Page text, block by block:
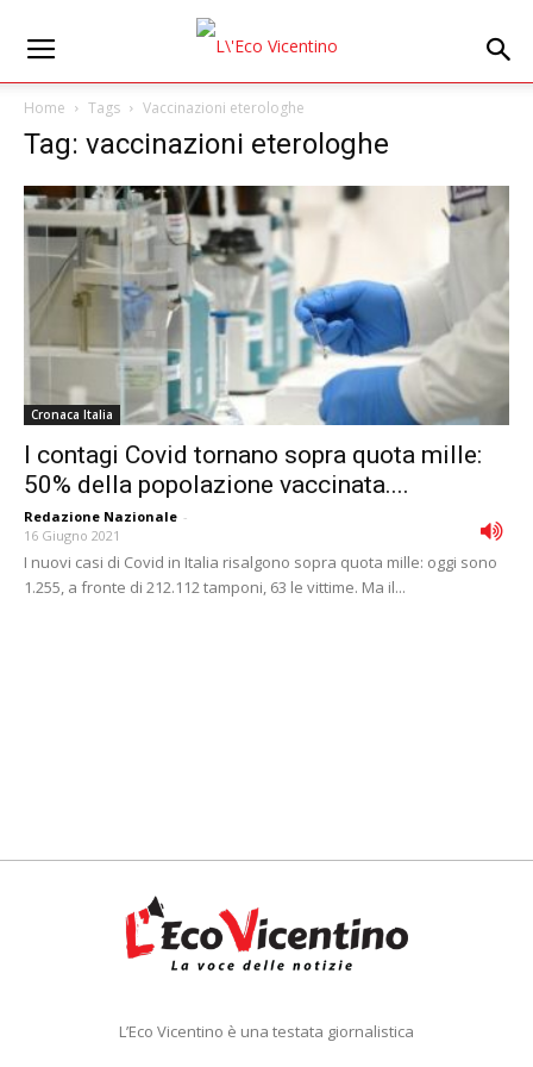
Home Tags Vaccinazioni eterologhe
Tag: vaccinazioni eterologhe
Cronaca Italia
I contagi Covid tornano sopra quota mille:
50% della popolazione vaccinata....
Redazione Nazionale -
16 Giugno 2021
I nuovi casi di Covid in Italia risalgono sopra quota mille: oggi sono
1.255, a fronte di 212.112 tamponi, 63 le vittime. Ma il...
L’Eco Vicentino è una testata giornalistica